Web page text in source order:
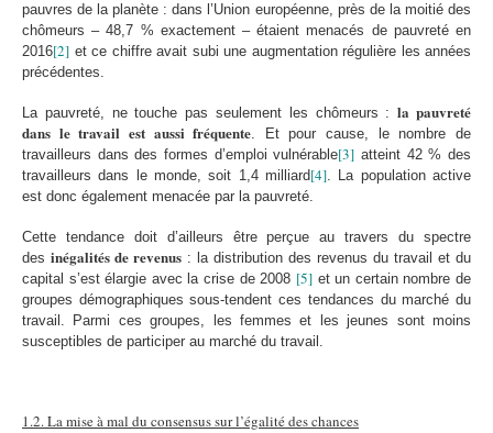
pauvres de la planète : dans l’Union européenne, près de la moitié des
chômeurs – 48,7 % exactement – étaient menacés de pauvreté en
2016[2] et ce chiffre avait subi une augmentation régulière les années
précédentes.
La pauvreté, ne touche pas seulement les chômeurs :la pauvreté
dans le travail est aussi fréquente. Et pour cause, le nombre de
travailleurs dans des formes d’emploi vulnérable[3] atteint 42 % des
travailleurs dans le monde, soit 1,4 milliard[4]. La population active
est donc également menacée par la pauvreté.
Cette tendance doit d’ailleurs être perçue au travers du spectre
des inégalités de revenus : la distribution des revenus du travail et du
capital s’est élargie avec la crise de 2008 [5]et un certain nombre de
groupes démographiques sous-tendent ces tendances du marché du
travail. Parmi ces groupes, les femmes et les jeunes sont moins
susceptibles de participer au marché du travail.
1.2. La mise à mal du consensus sur l’égalité des chances